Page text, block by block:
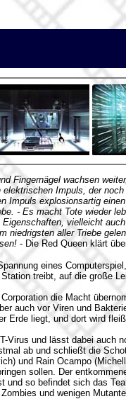
Fingernägel wachsen
Impuls, der
Impuls explosionsartig
- Es macht Tote wieder
vielleicht
niedrigsten aller Triebe
- Die Red Queen klärt
eines
treibt, auf die große
die Macht
auch vor Viren und
Erde liegt, und dort wird
Virus und lässt dabei auch
ab und schließt die
und Rain Ocampo
sollen. Der
und so befindet sich das
und wenigen